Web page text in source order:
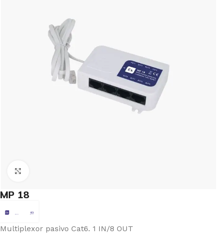
MP 18
Multiplexor pasivo Cat6. 1 IN/8 OUT